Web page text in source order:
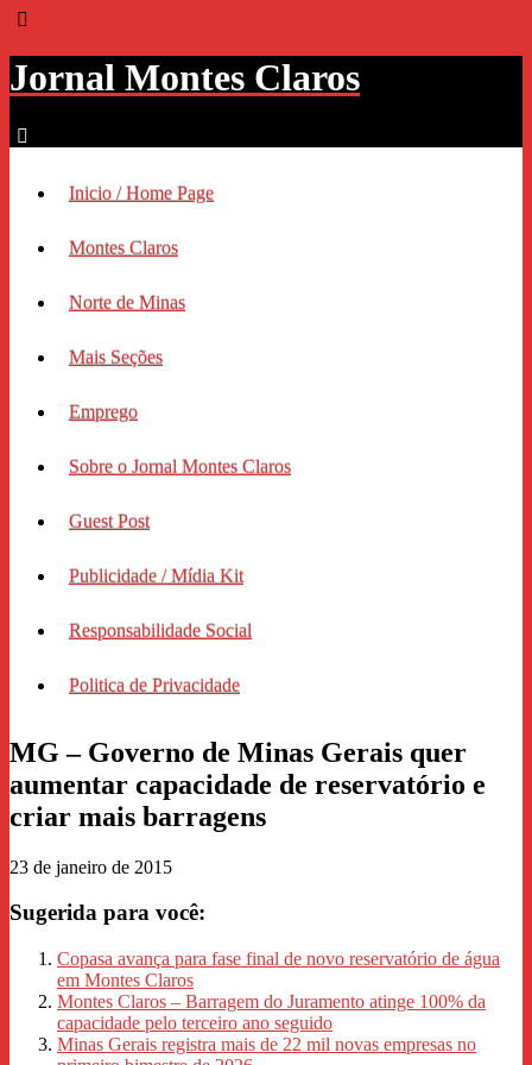
Jornal Montes Claros
Inicio / Home Page
Montes Claros
Norte de Minas
Mais Seções
Emprego
Sobre o Jornal Montes Claros
Guest Post
Publicidade / Mídia Kit
Responsabilidade Social
Politica de Privacidade
MG – Governo de Minas Gerais quer
aumentar capacidade de reservatório e
criar mais barragens
23 de janeiro de 2015
Sugerida para você:
Copasa avança para fase final de novo reservatório de água
em Montes Claros
Montes Claros – Barragem do Juramento atinge 100% da
capacidade pelo terceiro ano seguido
Minas Gerais registra mais de 22 mil novas empresas no